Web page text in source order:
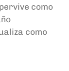
como
como